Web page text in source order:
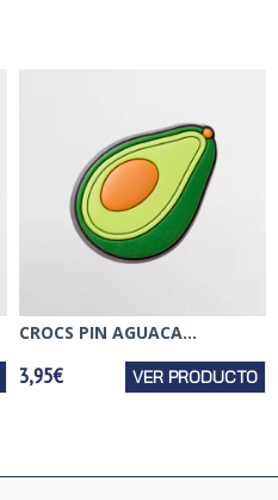
CROCS PIN AGUACA...
3,95€ VER PRODUCTO